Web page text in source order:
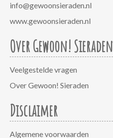
info@gewoonsieraden.nl
www.gewoonsieraden.nl
Over Gewoon! Sieraden
Veelgestelde vragen
Over Gewoon! Sieraden
Disclaimer
Algemene voorwaarden